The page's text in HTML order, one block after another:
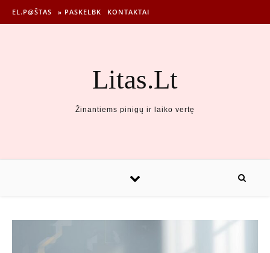
EL.P@ŠTAS » PASKELBK KONTAKTAI
Litas.Lt
Žinantiems pinigų ir laiko vertę